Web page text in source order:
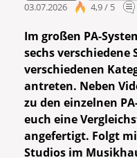
03.07.2026 4,9 / 5
Im großen PA-
sechs
verschiedenen
antreten. Neben
zu den einzelnen
euch eine
angefertigt. Folgt
Studios im